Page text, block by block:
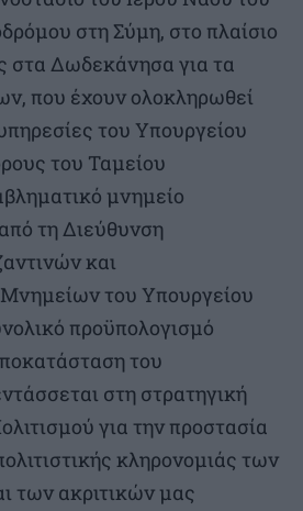
στη Σύμη, στο πλαίσιο
στα Δωδεκάνησα για τα
που έχουν ολοκληρωθεί
του Υπουργείου
του Ταμείου
μνημείο
τη Διεύθυνση
και
του Υπουργείου
προϋπολογισμό
του
στη στρατηγική
για την προστασία
κληρονομιάς των
των ακριτικών μας